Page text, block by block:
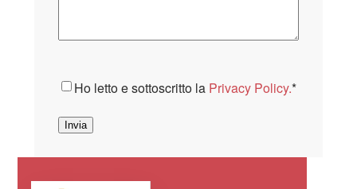
Consenso*
Ho letto e sottoscritto la Privacy Policy.*
Invia